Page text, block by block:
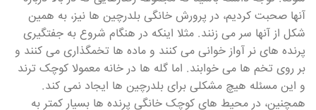
آنها صحبت کردیم، در پرورش خانگی بلدرچین ها نیز، به همین
شکل از آنها سر می زنند. مثلا اینکه در هنگام شروع به جفتگیری
پرنده های نر آواز خوانی می کنند و ماده ها تخمگذاری می کنند و
بر روی تخم ها می خوابند. اما گله ها در خانه معمولا کوچک ترند
و این مسئله هیچ مشکلی برای بلدرچین ها ایجاد نمی کند.
همچنین، در محیط های کوچک خانگی پرنده ها بسیار کمتر به